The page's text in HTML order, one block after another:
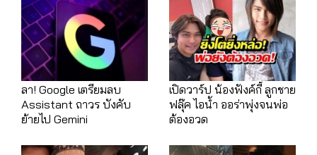
ลา! Google เตรียมลบ
Assistant ถาวร บังคับ
ย้ายไป Gemini
เปิดวาร์ป น้องฟังค์กี้ ลูกชาย
ฟลุ๊ค ไอน้ำ ออร่าพุ่งจนพ่อ
ต้องอวด